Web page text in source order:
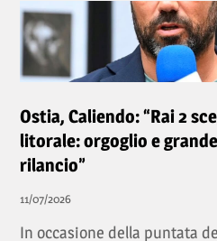
Ostia, Caliendo: “Rai 2
litorale: orgoglio e
rilancio”
11/07/2026
In occasione della puntata